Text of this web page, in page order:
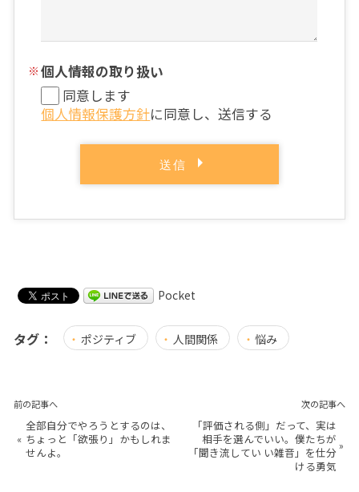
個人情報の取り扱い
同意します
個人情報保護方針に同意し、送信する
Pocket
タグ： ポジティブ 人間関係 悩み
前の記事へ
«
全部自分でやろうとするのは、
ちょっと「欲張り」かもしれま
せんよ。
次の記事へ
「評価される側」だって、実は
相手を選んでいい。僕たちが
「聞き流してい い雑音」を仕分
ける勇気
»